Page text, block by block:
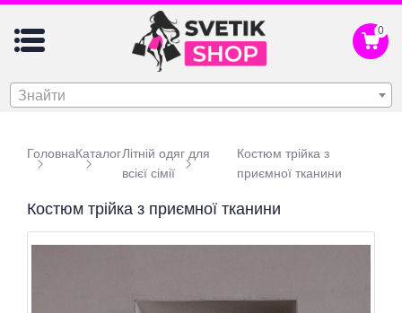
0
Знайти
ГоловнаКаталогЛітній одяг для
всієї сімії
Костюм трійка з
приємної тканини
Костюм трійка з приємної тканини